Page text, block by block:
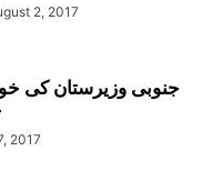
2, 2017
جنوبی وزیرستان کی
2017